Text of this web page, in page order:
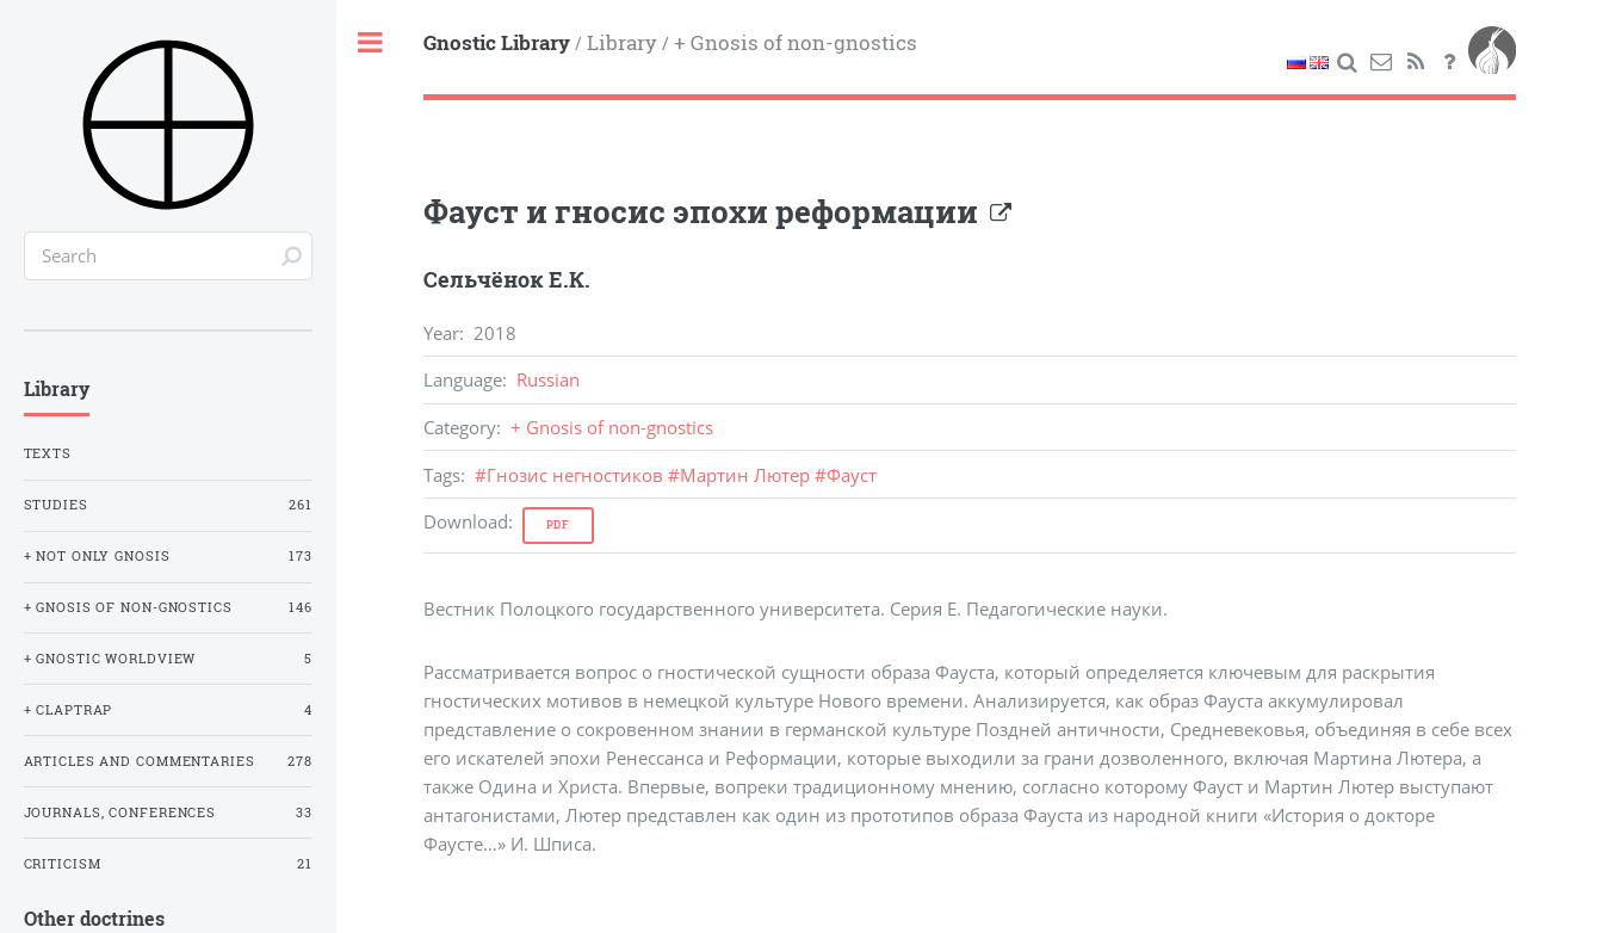
Gnostic Library/ Library/ + Gnosis of non-gnostics
Фауст и гносис эпохи реформации
Сельчёнок Е.К.
Year: 2018
Language: Russian
Category: + Gnosis of non-gnostics
Tags: #Гнозис негностиков #Мартин Лютер #Фауст
Download: PDF
Вестник Полоцкого государственного университета. Серия Е. Педагогические науки.
Рассматривается вопрос о гностической сущности образа Фауста, который определяется ключевым для раскрытия
гностических мотивов в немецкой культуре Нового времени. Анализируется, как образ Фауста аккумулировал
представление о сокровенном знании в германской культуре Поздней античности, Средневековья, объединяя в себе всех
его искателей эпохи Ренессанса и Реформации, которые выходили за грани дозволенного, включая Мартина Лютера, а
также Одина и Христа. Впервые, вопреки традиционному мнению, согласно которому Фауст и Мартин Лютер выступают
антагонистами, Лютер представлен как один из прототипов образа Фауста из народной книги «История о докторе
Фаусте…» И. Шписа.
Library
TEXTS
STUDIES 261
+ NOT ONLY GNOSIS 173
+ GNOSIS OF NON-GNOSTICS 146
+ GNOSTIC WORLDVIEW 5
+ CLAPTRAP 4
ARTICLES AND COMMENTARIES 278
JOURNALS, CONFERENCES 33
CRITICISM 21
Other doctrines
Toggle